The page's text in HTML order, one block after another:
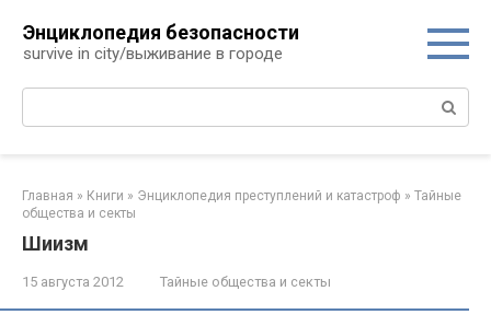
контенту
Энциклопедия безопасности
survive in city/выживание в городе
Поиск:
Главная » Книги » Энциклопедия преступлений и катастроф » Тайные
общества и секты
Шиизм
15 августа 2012 Тайные общества и секты